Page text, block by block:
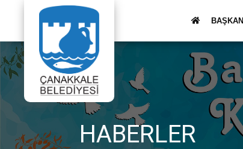
BAŞKAN
HABERLER